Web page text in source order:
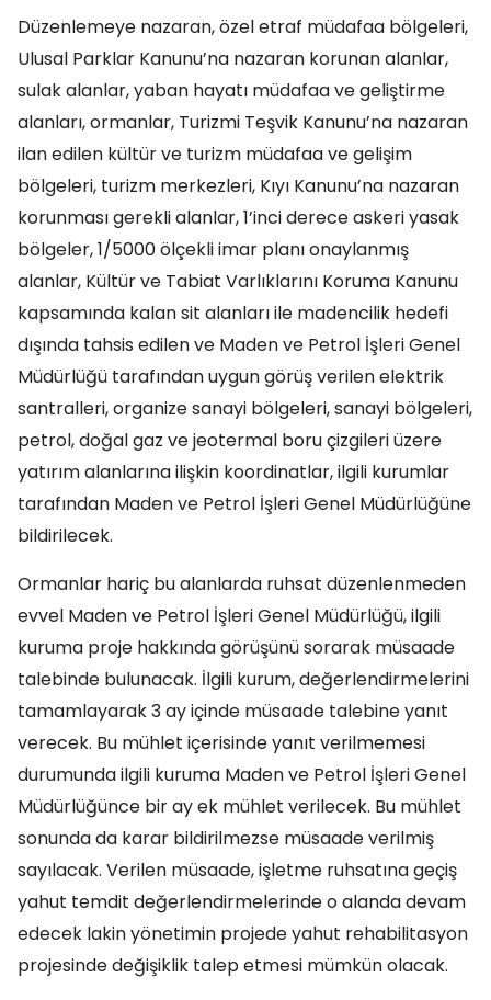
Düzenlemeye nazaran, özel etraf müdafaa bölgeleri,
Ulusal Parklar Kanunu’na nazaran korunan alanlar,
sulak alanlar, yaban hayatı müdafaa ve geliştirme
alanları, ormanlar, Turizmi Teşvik Kanunu’na nazaran
ilan edilen kültür ve turizm müdafaa ve gelişim
bölgeleri, turizm merkezleri, Kıyı Kanunu’na nazaran
korunması gerekli alanlar, 1’inci derece askeri yasak
bölgeler, 1/5000 ölçekli imar planı onaylanmış
alanlar, Kültür ve Tabiat Varlıklarını Koruma Kanunu
kapsamında kalan sit alanları ile madencilik hedefi
dışında tahsis edilen ve Maden ve Petrol İşleri Genel
Müdürlüğü tarafından uygun görüş verilen elektrik
santralleri, organize sanayi bölgeleri, sanayi bölgeleri,
petrol, doğal gaz ve jeotermal boru çizgileri üzere
yatırım alanlarına ilişkin koordinatlar, ilgili kurumlar
tarafından Maden ve Petrol İşleri Genel Müdürlüğüne
bildirilecek.
Ormanlar hariç bu alanlarda ruhsat düzenlenmeden
evvel Maden ve Petrol İşleri Genel Müdürlüğü, ilgili
kuruma proje hakkında görüşünü sorarak müsaade
talebinde bulunacak. İlgili kurum, değerlendirmelerini
tamamlayarak 3 ay içinde müsaade talebine yanıt
verecek. Bu mühlet içerisinde yanıt verilmemesi
durumunda ilgili kuruma Maden ve Petrol İşleri Genel
Müdürlüğünce bir ay ek mühlet verilecek. Bu mühlet
sonunda da karar bildirilmezse müsaade verilmiş
sayılacak. Verilen müsaade, işletme ruhsatına geçiş
yahut temdit değerlendirmelerinde o alanda devam
edecek lakin yönetimin projede yahut rehabilitasyon
projesinde değişiklik talep etmesi mümkün olacak.